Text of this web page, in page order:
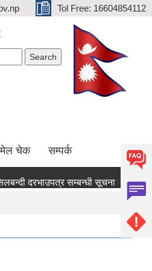
Tol Free: 16604854112
चेक सम्पर्क
दरभाउपत्र सम्बन्धी सूचना ।